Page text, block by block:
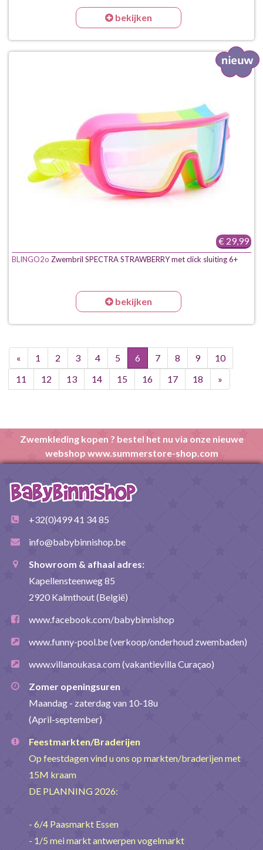
bekijken
€ 29,99
BLINGO2o Zwembril SPECTRA STRAWBERRY met click sluiting 6+
bekijken
« 1 2 3 4 5 6 7 8 9
10
11
12 13 14 15 16 17 18 »
Zwemkleding kopen ? bestel het nu via onze nieuwe
webshop www.summerstore-shop.com
+32(0)499 41 34 85
info@babybinnishop.be
Showroom & afhaal adres:
Kapellensteenweg 85
2920 Kalmthout (België)
www.facebook.com/babybinnishop
www.funny-pool.be(verkoop/onderhoud zwembaden)
www.villanoukasa.com (vakantievilla Curaçao)
Zomer openingsuren
Maandag - zaterdag van 10-18u
(April-september)
Feestmarkten/Braderijen
Op feestdagen vind u ons op markten/braderijen met
15M kraam
DE PLANNING 2026:
- 6/4 Paasmarkt Essen
- 1/5 mei markt antwerpen vogelmarkt